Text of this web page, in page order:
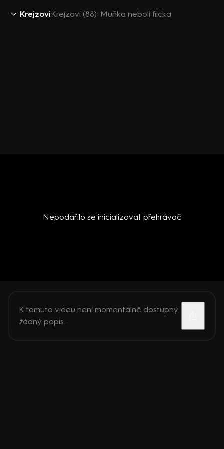
KrejzoviKrejzovi (88): Muňka neboli filcka
Nepodařilo se inicializovat přehrávač
K tomuto videu není momentálně dostupný
žádný popis.